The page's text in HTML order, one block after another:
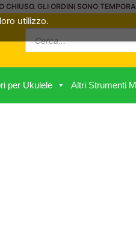
CHIUSO. GLI ORDINI SONO
Ricerca
prodotti
per Ukulele Altri Strumenti
utilizzo.